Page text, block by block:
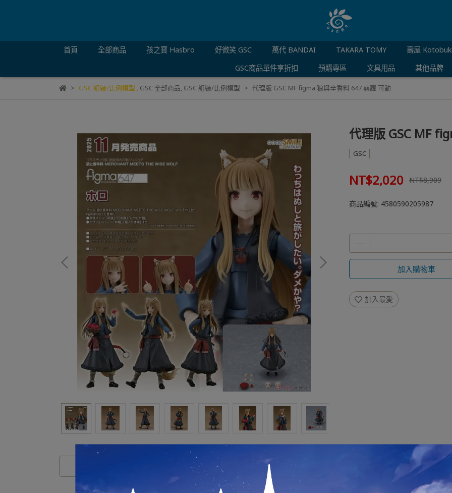
首頁 全部商品 孩之寶 Hasbro 好微笑 GSC 萬代 BANDAI TAKARA TOMY
壽屋
GSC商品單件享折扣
預購專區 文具用品 其他品牌
GSC 組裝/比例模型 , GSC 全部商品, GSC 組裝/比例模型 代理版 GSC MF figma 狼與辛香料 647 赫蘿 可動
代理版 GSC MF
GSC
NT$2,020 NT$8,909
商品編號: 4580590205987
加入購物車
加入最愛